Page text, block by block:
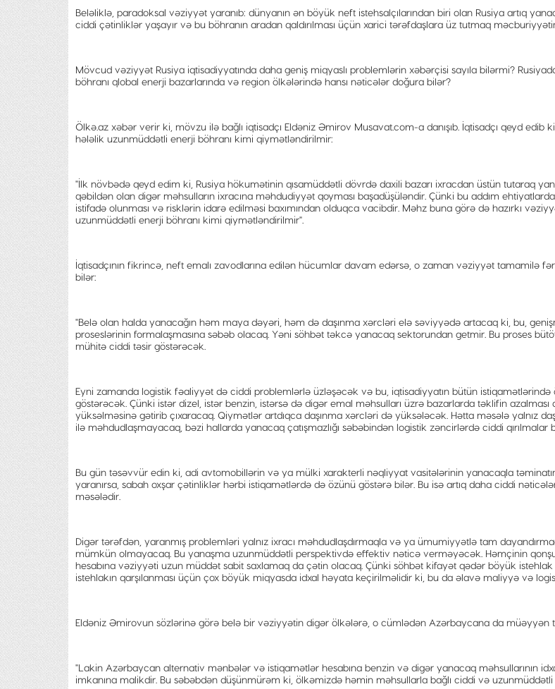
Beləliklə, paradoksal vəziyyət yaranıb: dünyanın ən böyük neft istehsalçılarından biri olan Rusiya artıq
ciddi çətinliklər yaşayır və bu böhranın aradan qaldırılması üçün xarici tərəfdaşlara üz tutmaq
Mövcud vəziyyət Rusiya iqtisadiyyatında daha geniş miqyaslı problemlərin xəbərçisi sayıla bilərmi?
böhranı qlobal enerji bazarlarında və region ölkələrində hansı nəticələr doğura bilər?
Ölkə.az xəbər verir ki, mövzu ilə bağlı iqtisadçı Eldəniz Əmirov Musavat.com-a danışıb. İqtisadçı qeyd edib
hələlik uzunmüddətli enerji böhranı kimi qiymətləndirilmir:
"İlk növbədə qeyd edim ki, Rusiya hökumətinin qısamüddətli dövrdə daxili bazarı ixracdan üstün tutaraq
qəbildən olan digər məhsulların ixracına məhdudiyyət qoyması başadüşüləndir. Çünki bu addım
istifadə olunması və risklərin idarə edilməsi baxımından olduqca vacibdir. Məhz buna görə də hazırkı
uzunmüddətli enerji böhranı kimi qiymətləndirilmir".
İqtisadçının fikrincə, neft emalı zavodlarına edilən hücumlar davam edərsə, o zaman vəziyyət tamamilə
bilər:
"Belə olan halda yanacağın həm maya dəyəri, həm də daşınma xərcləri elə səviyyədə artacaq ki, bu,
proseslərinin formalaşmasına səbəb olacaq. Yəni söhbət təkcə yanacaq sektorundan getmir. Bu proses
mühitə ciddi təsir göstərəcək.
Eyni zamanda logistik fəaliyyət də ciddi problemlərlə üzləşəcək və bu, iqtisadiyyatın bütün istiqamətlərində
göstərəcək. Çünki istər dizel, istər benzin, istərsə də digər emal məhsulları üzrə bazarlarda təklifin azalması
yüksəlməsinə gətirib çıxaracaq. Qiymətlər artdıqca daşınma xərcləri də yüksələcək. Hətta məsələ yalnız
ilə məhdudlaşmayacaq, bəzi hallarda yanacaq çatışmazlığı səbəbindən logistik zəncirlərdə ciddi qırılmalar
Bu gün təsəvvür edin ki, adi avtomobillərin və ya mülki xarakterli nəqliyyat vasitələrinin yanacaqla
yaranırsa, sabah oxşar çətinliklər hərbi istiqamətlərdə də özünü göstərə bilər. Bu isə artıq daha ciddi
məsələdir.
Digər tərəfdən, yaranmış problemləri yalnız ixracı məhdudlaşdırmaqla və ya ümumiyyətlə tam
mümkün olmayacaq. Bu yanaşma uzunmüddətli perspektivdə effektiv nəticə verməyəcək. Həmçinin
hesabına vəziyyəti uzun müddət sabit saxlamaq da çətin olacaq. Çünki söhbət kifayət qədər böyük
istehlakın qarşılanması üçün çox böyük miqyasda idxal həyata keçirilməlidir ki, bu da əlavə maliyyə və
Eldəniz Əmirovun sözlərinə görə belə bir vəziyyətin digər ölkələrə, o cümlədən Azərbaycana da müəyyən
"Lakin Azərbaycan alternativ mənbələr və istiqamətlər hesabına benzin və digər yanacaq məhsullarının
imkanına malikdir. Bu səbəbdən düşünmürəm ki, ölkəmizdə həmin məhsullarla bağlı ciddi və uzunmüddətli